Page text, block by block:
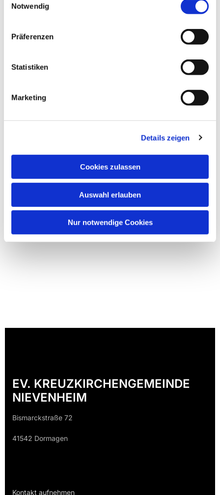
Notwendig
Präferenzen
Statistiken
Marketing
Details zeigen
Cookies zulassen
Auswahl erlauben
Nur notwendige Cookies
EV. KREUZKIRCHENGEMEINDE
NIEVENHEIM
Bismarckstraße 72
41542 Dormagen
Kontakt aufnehmen